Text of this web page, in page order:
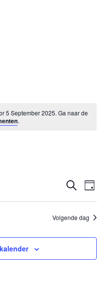
5 September 2025. Ga naar de
.
en
Zoeken
Dag
Volgende dag